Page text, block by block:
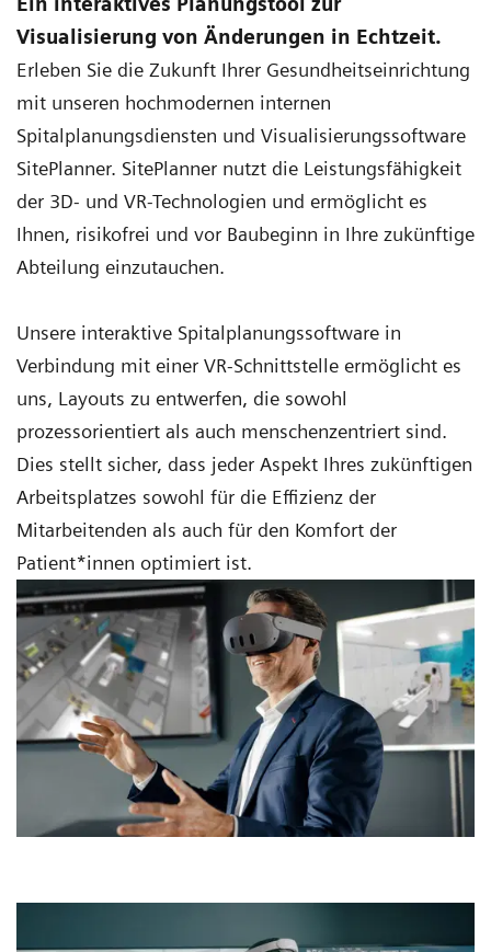
Visualisierung von Änderungen in Echtzeit.
Erleben Sie die Zukunft Ihrer Gesundheitseinrichtung
mit unseren hochmodernen internen
Spitalplanungsdiensten und Visualisierungssoftware
SitePlanner. SitePlanner nutzt die Leistungsfähigkeit
der 3D- und VR-Technologien und ermöglicht es
Ihnen, risikofrei und vor Baubeginn in Ihre zukünftige
Abteilung einzutauchen.
Unsere interaktive Spitalplanungssoftware in
Verbindung mit einer VR-Schnittstelle ermöglicht es
uns, Layouts zu entwerfen, die sowohl
prozessorientiert als auch menschenzentriert sind.
Dies stellt sicher, dass jeder Aspekt Ihres zukünftigen
Arbeitsplatzes sowohl für die Effizienz der
Mitarbeitenden als auch für den Komfort der
Patient*innen optimiert ist.